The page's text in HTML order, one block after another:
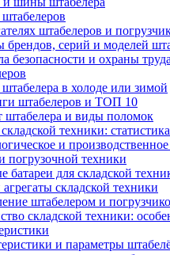
штабелеров и
брендов, серий и моделей
безопасности и охраны
штабелера в холоде или зимой
штабелеров и ТОП 10
штабелера и виды поломок
техники:
и
погрузочной техники
батареи для складской
складской техники
штабелером и
складской техники:
и параметры